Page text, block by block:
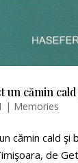
un cămin cald
| Memories
cămin cald şi
de